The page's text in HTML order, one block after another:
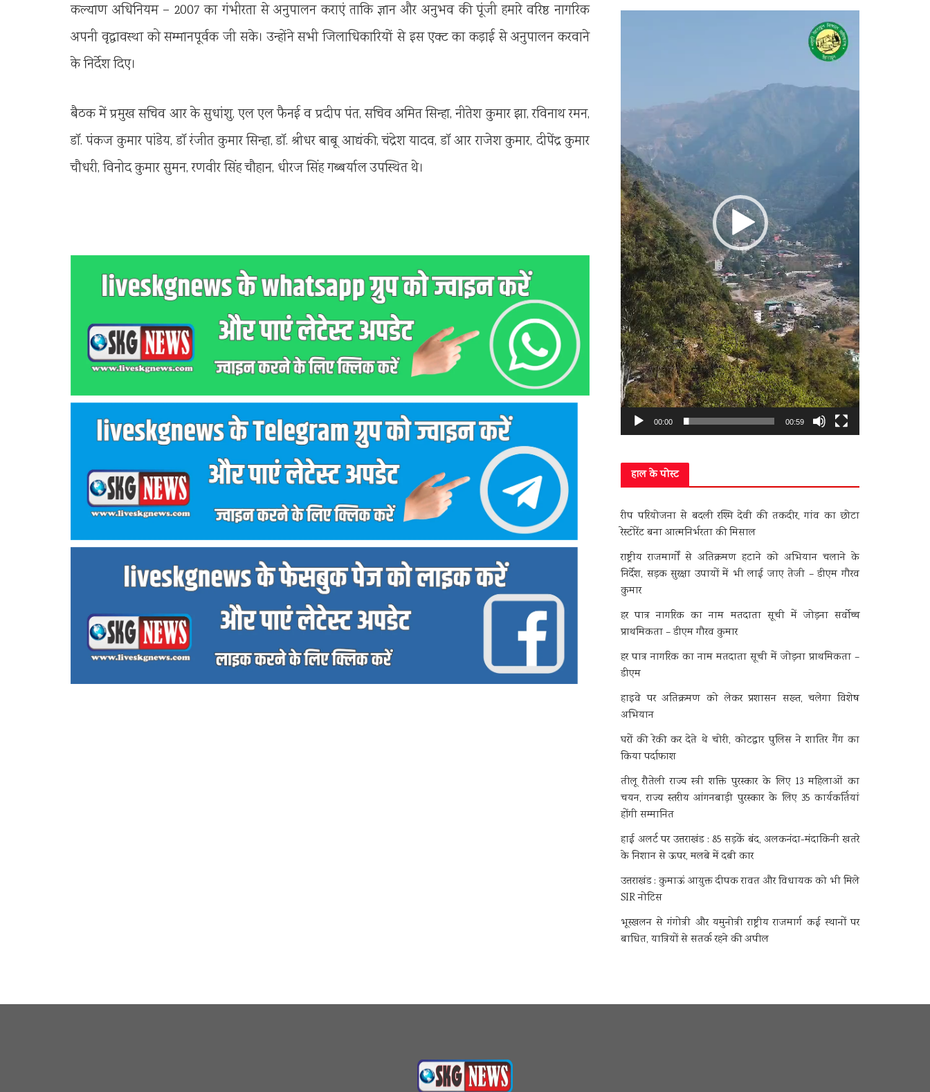
कल्याण अधिनियम – 2007 का गंभीरता से अनुपालन कराएं ताकि ज्ञान और अनुभव की पूंजी हमारे वरिष्ठ नागरिक
अपनी वृद्धावस्था को सम्मानपूर्वक जी सके। उन्होंने सभी जिलाधिकारियों से इस एक्ट का कड़ाई से अनुपालन करवाने
के निर्देश दिए।
बैठक में प्रमुख सचिव आर के सुधांशु, एल एल फैनई व प्रदीप पंत, सचिव अमित सिन्हा, नीतेश कुमार झा, रविनाथ रमन,
डॉ. पंकज कुमार पांडेय, डॉ रंजीत कुमार सिन्हा, डॉ. श्रीधर बाबू आद्यंकी, चंद्रेश यादव, डॉ आर राजेश कुमार, दीपेंद्र कुमार
चौधरी, विनोद कुमार सुमन, रणवीर सिंह चौहान, धीरज सिंह गब्बर्याल उपस्थित थे।
00:00 00:59
हाल के पोस्ट
रीप परियोजना से बदली रश्मि देवी की तकदीर, गांव का छोटा
रेस्टोरेंट बना आत्मनिर्भरता की मिसाल
राष्ट्रीय राजमार्गों से अतिक्रमण हटाने को अभियान चलाने के
निर्देश, सड़क सुरक्षा उपायों में भी लाई जाए तेजी – डीएम गौरव
कुमार
हर पात्र नागरिक का नाम मतदाता सूची में जोड़ना सर्वोच्च
प्राथमिकता – डीएम गौरव कुमार
हर पात्र नागरिक का नाम मतदाता सूची में जोड़ना प्राथमिकता –
डीएम
हाइवे पर अतिक्रमण को लेकर प्रशासन सख्त, चलेगा विशेष
अभियान
घरों की रेकी कर देते थे चोरी, कोटद्वार पुलिस ने शातिर गैंग का
किया पर्दाफाश
तीलू रौतेली राज्य स्त्री शक्ति पुरस्कार के लिए 13 महिलाओं का
चयन, राज्य स्तरीय आंगनबाड़ी पुरस्कार के लिए 35 कार्यकर्तियां
होंगी सम्मानित
हाई अलर्ट पर उत्तराखंड : 85 सड़कें बंद, अलकनंदा-मंदाकिनी खतरे
के निशान से ऊपर, मलबे में दबी कार
उत्तराखंड : कुमाऊं आयुक्त दीपक रावत और विधायक को भी मिले
SIR नोटिस
भूस्खलन से गंगोत्री और यमुनोत्री राष्ट्रीय राजमार्ग कई स्थानों पर
बाधित, यात्रियों से सतर्क रहने की अपील